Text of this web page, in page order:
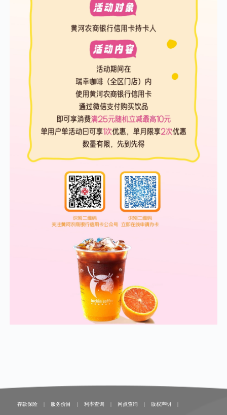
存款保险 服务价目 利率查询 网点查询 版权声明